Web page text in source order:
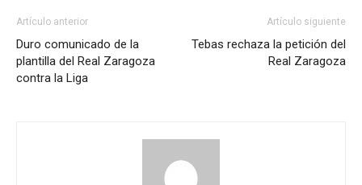
Artículo anterior
Duro comunicado de la
plantilla del Real Zaragoza
contra la Liga
Artículo siguiente
Tebas rechaza la petición del
Real Zaragoza